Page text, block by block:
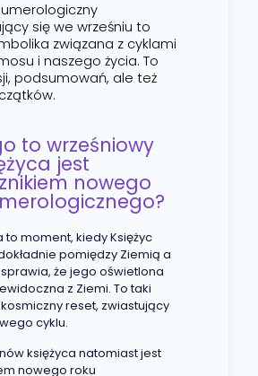
się we wrześniu to
związana z cyklami
i naszego życia. To
podsumowań, ale też
to wrześniowy
jest
nowego
to moment, kiedy Księżyc
pomiędzy Ziemią a
sprawia, że jego oświetlona
z Ziemi. To taki
reset, zwiastujący
cyklu.
księżyca natomiast jest
nowego roku